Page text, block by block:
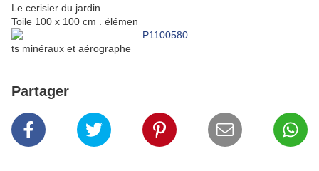
Le cerisier du jardin
Toile 100 x 100 cm . élémen
ts minéraux et aérographe
Partager